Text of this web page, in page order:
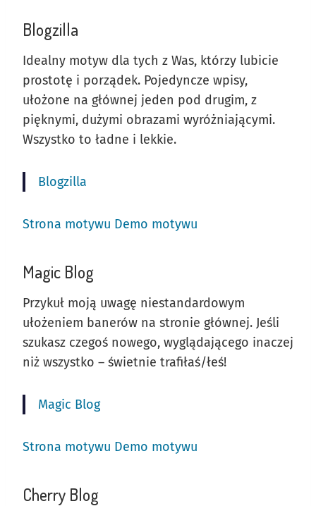
Blogzilla
Idealny motyw dla tych z Was, którzy lubicie
prostotę i porządek. Pojedyncze wpisy,
ułożone na głównej jeden pod drugim, z
pięknymi, dużymi obrazami wyróżniającymi.
Wszystko to ładne i lekkie.
Blogzilla
Strona motywu Demo motywu
Magic Blog
Przykuł moją uwagę niestandardowym
ułożeniem banerów na stronie głównej. Jeśli
szukasz czegoś nowego, wyglądającego inaczej
niż wszystko – świetnie trafiłaś/łeś!
Magic Blog
Strona motywu Demo motywu
Cherry Blog